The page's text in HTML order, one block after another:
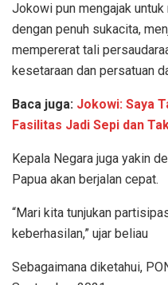
Jokowi pun mengajak
dengan penuh sukacita,
mempererat tali
kesetaraan dan persatuan
Baca juga: Jokowi: Saya
Fasilitas Jadi Sepi dan
Kepala Negara juga yakin
Papua akan berjalan cepat.
“Mari kita tunjukan
keberhasilan,” ujar beliau
Sebagaimana diketahui,